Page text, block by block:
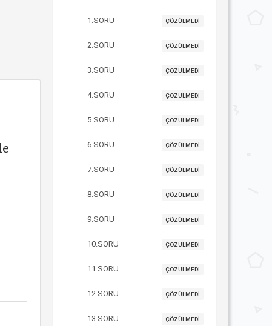
1.SORU ÇÖZÜLMEDİ
2.SORU ÇÖZÜLMEDİ
3.SORU ÇÖZÜLMEDİ
4.SORU ÇÖZÜLMEDİ
5.SORU ÇÖZÜLMEDİ
6.SORU ÇÖZÜLMEDİ
7.SORU ÇÖZÜLMEDİ
8.SORU ÇÖZÜLMEDİ
9.SORU ÇÖZÜLMEDİ
10.SORU ÇÖZÜLMEDİ
11.SORU ÇÖZÜLMEDİ
12.SORU ÇÖZÜLMEDİ
13.SORU ÇÖZÜLMEDİ